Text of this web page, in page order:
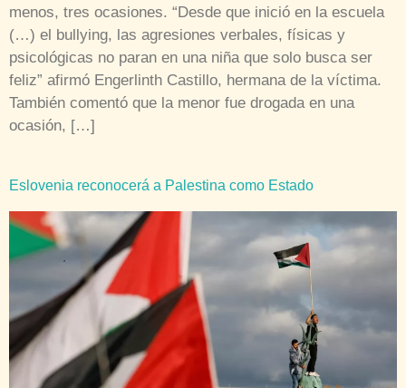
menos, tres ocasiones. “Desde que inició en la escuela
(…) el bullying, las agresiones verbales, físicas y
psicológicas no paran en una niña que solo busca ser
feliz” afirmó Engerlinth Castillo, hermana de la víctima.
También comentó que la menor fue drogada en una
ocasión, […]
Eslovenia reconocerá a Palestina como Estado